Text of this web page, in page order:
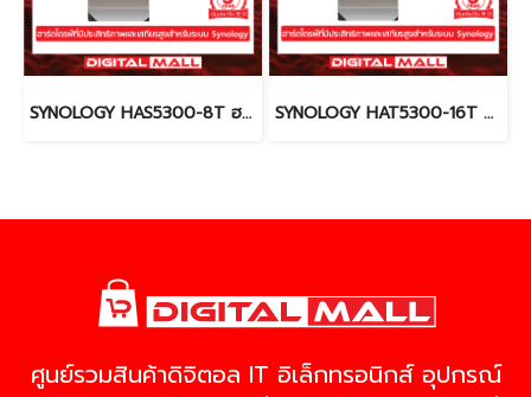
SYNOLOGY HAS5300-8T ฮาร์ดดิสก์ ( Harddisk) SYNOLOGY HAT5300-16T ฮาร์ดดิสก์ (Harddisk)
ศูนย์รวมสินค้าดิจิตอล IT อิเล็กทรอนิกส์ อุปกรณ์